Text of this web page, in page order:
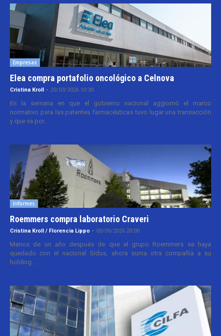
Empresas
Elea compra portafolio oncológico a Celnova
Cristina Kroll - 20/03/2026 10:30
En la semana en que el gobierno nacional aggiornó el marco
normativo para las patentes farmacéuticas tuvo lugar una transacción
y que va por...
Informes
Roemmers compra laboratorio Craveri
Cristina Kroll / Florencia Lippo - 05/05/2026 20:00
Menos de un año después de que el grupo Roemmers se haya
quedado con el nacional Sidus, ahora suma otra compañía a su
holding....